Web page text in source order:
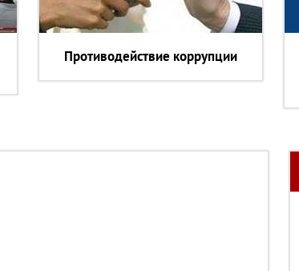
Противодействие коррупции